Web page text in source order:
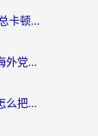
在国外玩《神都探奇:自由探索》总卡顿？3个实用技巧解决海外党追剧、社交、游戏难题
优酷地域限制解决方法是什么？海外党亲测有效的回国加速指南
在马来西亚用国家政务服务平台怎么把定位修改到中国国内？海外党解决数字壁垒的实用指南